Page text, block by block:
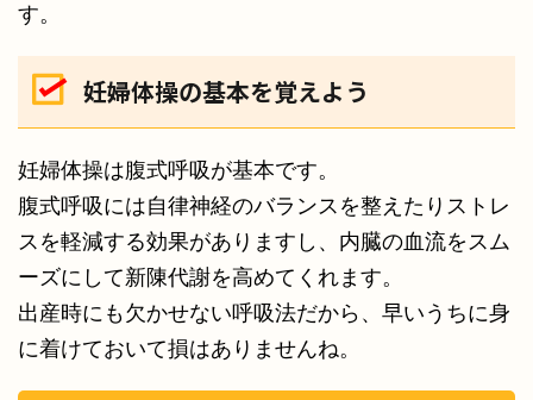
す。
妊婦体操の基本を覚えよう
妊婦体操は腹式呼吸が基本です。
腹式呼吸には自律神経のバランスを整えたりストレ
スを軽減する効果がありますし、内臓の血流をスム
ーズにして新陳代謝を高めてくれます。
出産時にも欠かせない呼吸法だから、早いうちに身
に着けておいて損はありませんね。